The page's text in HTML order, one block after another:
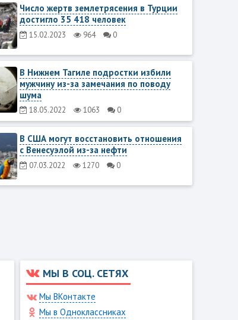
Число жертв землетрясения в Турции
достигло 35 418 человек
15.02.2023 964 0
В Нижнем Тагиле подростки избили
мужчину из-за замечания по поводу
шума
18.05.2022 1063 0
В США могут восстановить отношения
с Венесуэлой из-за нефти
07.03.2022 1270 0
МЫ В СОЦ. СЕТЯХ
Мы ВКонтакте
Мы в Одноклассниках